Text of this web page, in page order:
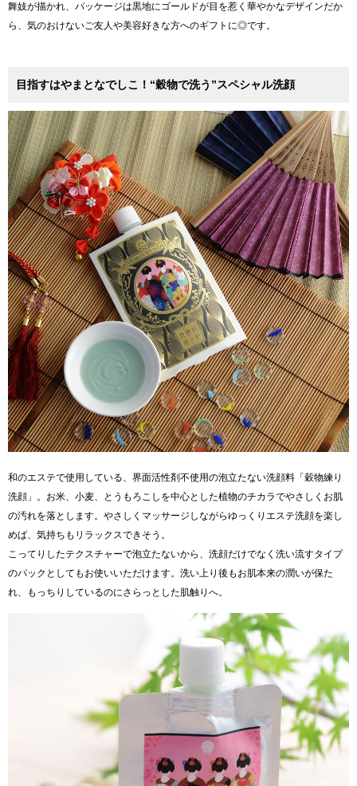
舞妓が描かれ、パッケージは黒地にゴールドが目を惹く華やかなデザインだか
ら、気のおけないご友人や美容好きな方へのギフトに◎です。
目指すはやまとなでしこ！“穀物で洗う”スペシャル洗顔
和のエステで使用している、界面活性剤不使用の泡立たない洗顔料「穀物練り
洗顔」。お米、小麦、とうもろこしを中心とした植物のチカラでやさしくお肌
の汚れを落とします。やさしくマッサージしながらゆっくりエステ洗顔を楽し
めば、気持ちもリラックスできそう。
こってりしたテクスチャーで泡立たないから、洗顔だけでなく洗い流すタイプ
のパックとしてもお使いいただけます。洗い上り後もお肌本来の潤いが保た
れ、もっちりしているのにさらっとした肌触りへ。